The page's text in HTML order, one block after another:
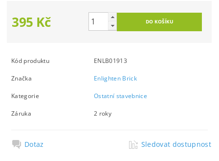
395 Kč
Kód produktu ENLB01913
Značka Enlighten Brick
Kategorie Ostatní stavebnice
Záruka 2 roky
Dotaz Sledovat dostupnost